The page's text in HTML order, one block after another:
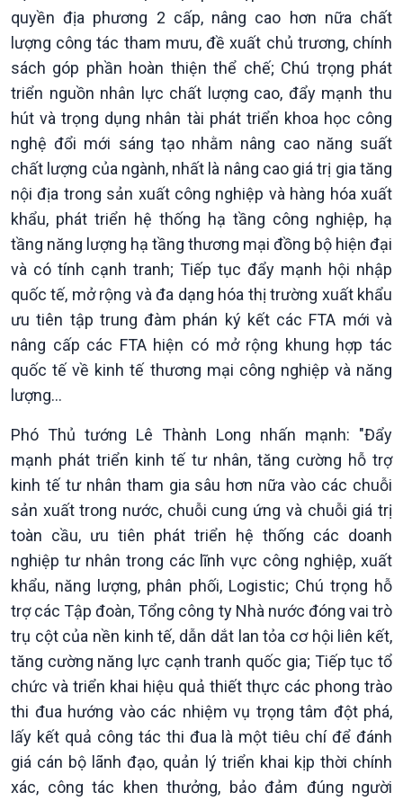
Xã hội
Tin Đời sống & Xã hội
Khoa học & Công nghệ
Tin Khoa học & Công nghệ
quyền địa phương 2 cấp, nâng cao hơn nữa chất
lượng công tác tham mưu, đề xuất chủ trương, chính
sách góp phần hoàn thiện thể chế; Chú trọng phát
triển nguồn nhân lực chất lượng cao, đẩy mạnh thu
hút và trọng dụng nhân tài phát triển khoa học công
nghệ đổi mới sáng tạo nhằm nâng cao năng suất
chất lượng của ngành, nhất là nâng cao giá trị gia tăng
nội địa trong sản xuất công nghiệp và hàng hóa xuất
khẩu, phát triển hệ thống hạ tầng công nghiệp, hạ
tầng năng lượng hạ tầng thương mại đồng bộ hiện đại
và có tính cạnh tranh; Tiếp tục đẩy mạnh hội nhập
quốc tế, mở rộng và đa dạng hóa thị trường xuất khẩu
ưu tiên tập trung đàm phán ký kết các FTA mới và
nâng cấp các FTA hiện có mở rộng khung hợp tác
quốc tế về kinh tế thương mại công nghiệp và năng
lượng…
Phó Thủ tướng Lê Thành Long nhấn mạnh: "Đẩy
mạnh phát triển kinh tế tư nhân, tăng cường hỗ trợ
kinh tế tư nhân tham gia sâu hơn nữa vào các chuỗi
sản xuất trong nước, chuỗi cung ứng và chuỗi giá trị
toàn cầu, ưu tiên phát triển hệ thống các doanh
nghiệp tư nhân trong các lĩnh vực công nghiệp, xuất
khẩu, năng lượng, phân phối, Logistic; Chú trọng hỗ
trợ các Tập đoàn, Tổng công ty Nhà nước đóng vai trò
trụ cột của nền kinh tế, dẫn dắt lan tỏa cơ hội liên kết,
tăng cường năng lực cạnh tranh quốc gia; Tiếp tục tổ
chức và triển khai hiệu quả thiết thực các phong trào
thi đua hướng vào các nhiệm vụ trọng tâm đột phá,
lấy kết quả công tác thi đua là một tiêu chí để đánh
giá cán bộ lãnh đạo, quản lý triển khai kịp thời chính
xác, công tác khen thưởng, bảo đảm đúng người